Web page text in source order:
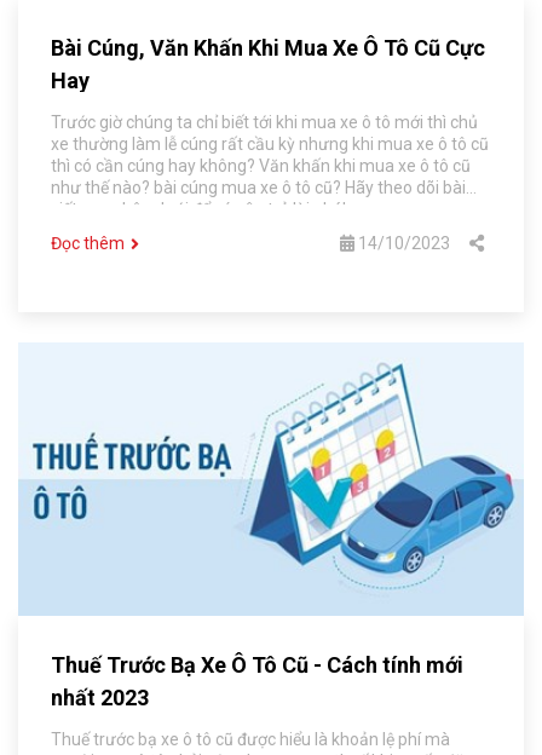
Bài Cúng, Văn Khấn Khi Mua Xe Ô Tô Cũ Cực
Hay
Trước giờ chúng ta chỉ biết tới khi mua xe ô tô mới thì chủ
xe thường làm lễ cúng rất cầu kỳ nhưng khi mua xe ô tô cũ
thì có cần cúng hay không? Văn khấn khi mua xe ô tô cũ
như thế nào? bài cúng mua xe ô tô cũ? Hãy theo dõi bài
viết ngay bên dưới để có câu trả lời nhé!
Đọc thêm
14/10/2023
Thuế Trước Bạ Xe Ô Tô Cũ - Cách tính mới
nhất 2023
Thuế trước bạ xe ô tô cũ được hiểu là khoản lệ phí mà